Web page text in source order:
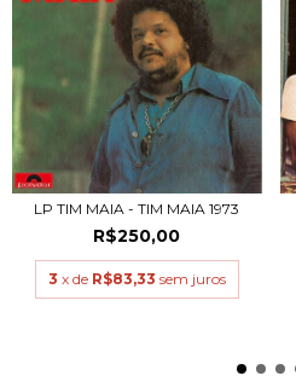
LP TIM MAIA - TIM MAIA 1973
R$250,00
3 x de R$83,33 sem juros